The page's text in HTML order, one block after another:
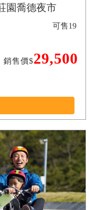
園喬德夜市
銷售價$29,500
可售19